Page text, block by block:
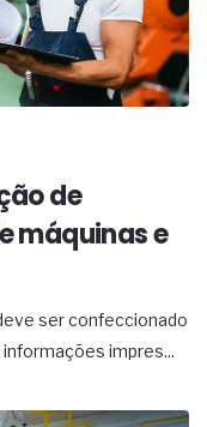
de
máquinas e
ser confeccionado
impres...